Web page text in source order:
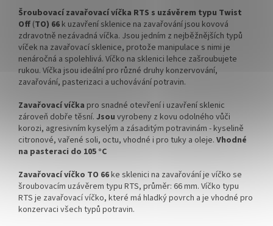
✅ Víčka skladem a ihned k
odeslání!
Kupte karton víček a máte
na něj dopravu ZDARMA!
✅ Víčka skladem a ihned k
odeslání!
Kupte karton víček a máte
na něj dopravu ZDARMA!
Šroubovací zavařovací víčka RTS s uzávěrem typu Twist
Off (TO) 66 k uzavření sklenice na zavařování jsou kovová
zdravotně nezávadná víčka. Jsou jedním z nejběžnějších typů
víček na zavařovací sklenice, protože manipulace s nimi je
nenáročná a spolehlivá. Víčko na sklenici lehce zašroubujete
rukou. Víčka jsou ideální pro různé druhy konzervování,
zavařování, pasterizaci a uchovávání potravin.
Zavařovací víčka pro snadné otevření i uzavření sklenic
zároveň dobře těsní. Jsou vyrobeny z kovu odolného vůči
korozi, agresivním kyselým a zásaditým potravinám - kyselině
citronové, vařené soli, octu, vhodné i pro tuky a oleje. Vhodné
na pasteraci do 105 °C
Zavařovací víčko TO 66ke sklenici na zavařování je víčko se
šroubovacím uzávěrem typu RTS, průměr: 66 mm. Víčko typu
RTS je zavařovací víčko, které má hladký povrch a je vhodné pro
konzervaci všech typů potravin.